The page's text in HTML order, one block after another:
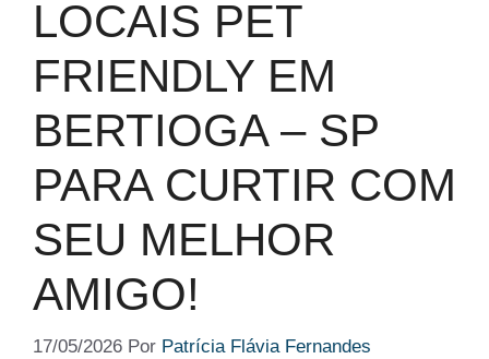
LOCAIS PET
FRIENDLY EM
BERTIOGA – SP
PARA CURTIR COM
SEU MELHOR
AMIGO!
17/05/2026 Por Patrícia Flávia Fernandes